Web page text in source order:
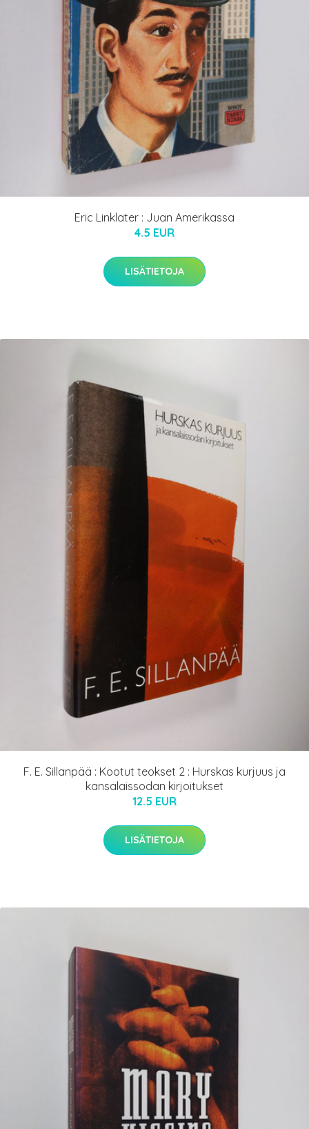
Eric Linklater : Juan Amerikassa
4.5 EUR
LISÄTIETOJA
F. E. Sillanpää : Kootut teokset 2 : Hurskas kurjuus ja
kansalaissodan kirjoitukset
12.5 EUR
LISÄTIETOJA